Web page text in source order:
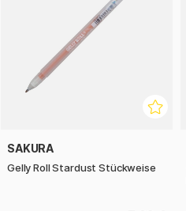
SAKURA
Gelly Roll Stardust Stückweise